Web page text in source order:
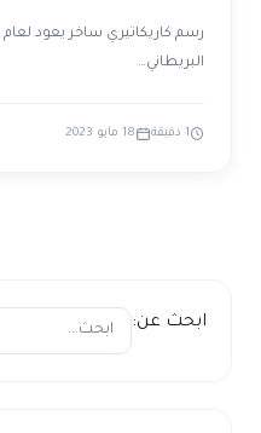
البريطاني…
1 دقيقة 18 مايو 2023
ابحث عن: